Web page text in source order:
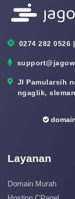
0274 282 0526
Jl Pamularsih
ngaglik,
Layanan
Domain Murah